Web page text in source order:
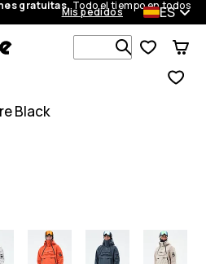
gratuitas.Todo el tiempo en todos
Mis pedidos ES
Busca en
Black